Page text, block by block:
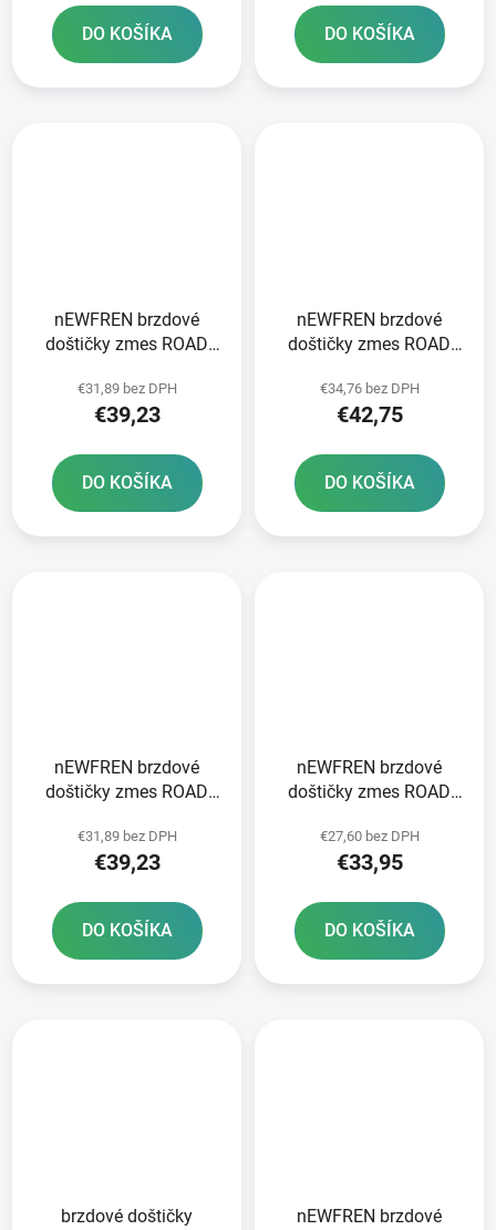
DO KOŠÍKA DO KOŠÍKA
nEWFREN brzdové
doštičky zmes ROAD
ks v balení
€31,89 bez DPH
€39,23
DO KOŠÍKA
nEWFREN brzdové
doštičky zmes ROAD
ks v balení
€34,76 bez DPH
€42,75
DO KOŠÍKA
nEWFREN brzdové
doštičky zmes ROAD
ks v balení
€31,89 bez DPH
€39,23
DO KOŠÍKA
nEWFREN brzdové
doštičky zmes ROAD
ks v balení
€27,60 bez DPH
€33,95
DO KOŠÍKA
brzdové doštičky
nEWFREN brzdové